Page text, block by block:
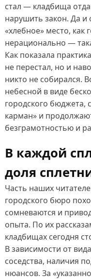
стал — кладбища
нарушить закон. Да и
«хлебное» место, как
нерационально —
Как показала
не перестал, но и
никто не собирался.
небесной в виде
городского бюджета,
карман» и
безграмотностью и
В каждой
доля
Часть наших
городского бюро
сомневаются и
опыта. По их
кладбищах сегодня
В зависимости от
соседства, наличия
нюансов. За